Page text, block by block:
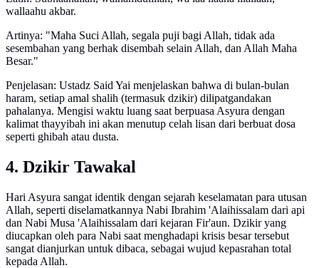
wallaahu akbar.
Artinya: "Maha Suci Allah, segala puji bagi Allah, tidak ada
sesembahan yang berhak disembah selain Allah, dan Allah Maha
Besar."
Penjelasan: Ustadz Said Yai menjelaskan bahwa di bulan-bulan
haram, setiap amal shalih (termasuk dzikir) dilipatgandakan
pahalanya. Mengisi waktu luang saat berpuasa Asyura dengan
kalimat thayyibah ini akan menutup celah lisan dari berbuat dosa
seperti ghibah atau dusta.
4. Dzikir Tawakal
Hari Asyura sangat identik dengan sejarah keselamatan para utusan
Allah, seperti diselamatkannya Nabi Ibrahim 'Alaihissalam dari api
dan Nabi Musa 'Alaihissalam dari kejaran Fir'aun. Dzikir yang
diucapkan oleh para Nabi saat menghadapi krisis besar tersebut
sangat dianjurkan untuk dibaca, sebagai wujud kepasrahan total
kepada Allah.